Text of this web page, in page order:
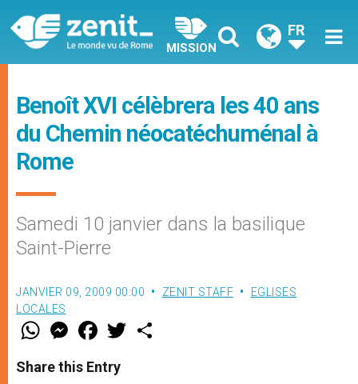
MISSION
FR
Benoît XVI célèbrera les 40 ans
du Chemin néocatéchuménal à
Rome
Samedi 10 janvier dans la basilique
Saint-Pierre
JANVIER 09, 2009 00:00 ZENIT STAFF
EGLISES
LOCALES
W
t
s
M
e
s
e
F
a
e
b
w
Share this Entry